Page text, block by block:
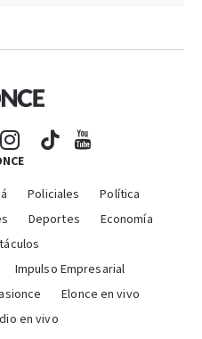
Policiales
Política
Deportes
Economía
Impulso Empresarial
Elonce en vivo
en vivo